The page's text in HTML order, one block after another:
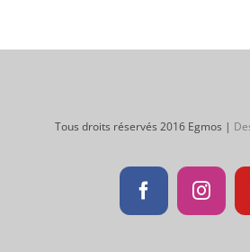
Tous droits réservés 2016 Egmos |
Facebook